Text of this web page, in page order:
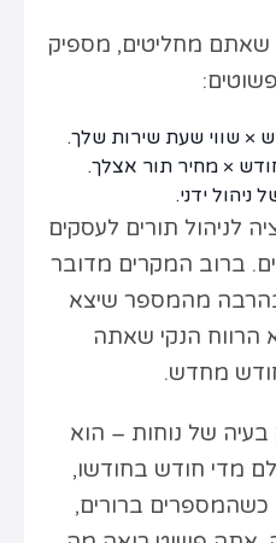
שאתם מחליטים, מספיק
× שווי שעת שירות שלך.
× מחיר תור אצלך.
ידני.
לניהול תורים לעסקים
ברוב המקרים מדובר
מהמספר שיצא
הרווח הנקי שאתה
מחדש.
בעיה של נוחות – הוא
מדי חודש בחודשו,
ברורים,